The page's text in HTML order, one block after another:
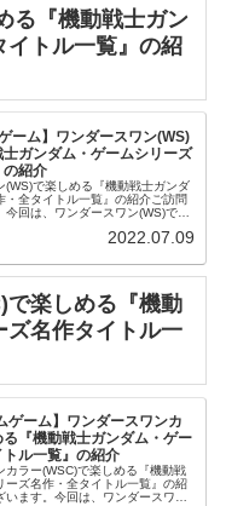
る『機動戦士ガン
イトル一覧』の紹
ーム】ワンダースワン(WS)
ガンダム・ゲームシリーズ
の紹介
(WS)で楽しめる『機動戦士ガンダ
・全タイトル一覧』の紹介ご訪問
回は、ワンダースワン(WS)で楽
2022.07.09
で楽しめる『機動
ズ名作タイトル一
ゲーム】ワンダースワンカ
『機動戦士ガンダム・ゲー
ル一覧』の紹介
カラー(WSC)で楽しめる『機動戦
ーズ名作・全タイトル一覧』の紹
ます。今回は、ワンダースワン